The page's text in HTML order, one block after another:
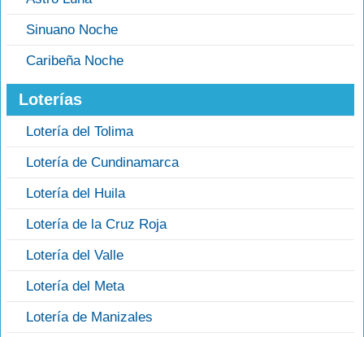
Sinuano Noche
Caribeña Noche
Loterías
Lotería del Tolima
Lotería de Cundinamarca
Lotería del Huila
Lotería de la Cruz Roja
Lotería del Valle
Lotería del Meta
Lotería de Manizales